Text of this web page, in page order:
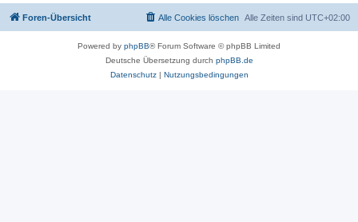
Foren-Übersicht Alle Zeiten sind UTC+02:00
Alle Cookies löschen
Powered by phpBB® Forum Software © phpBB Limited
Deutsche Übersetzung durch phpBB.de
Datenschutz| Nutzungsbedingungen